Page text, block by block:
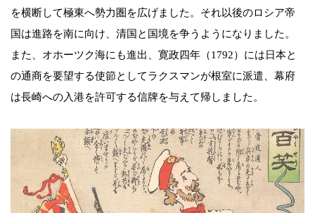
を横断して極東へ勢力圏を広げました。それ以後のロシア帝
国は進路を南に向け、清国と国境を争うようになりました。
また、オホーツク海にも進出、寛政四年（1792）には日本と
の通商を要望する使節としてラクスマンが根室に派遣、幕府
は長崎への入港を許可する信牌を与えて帰しました。